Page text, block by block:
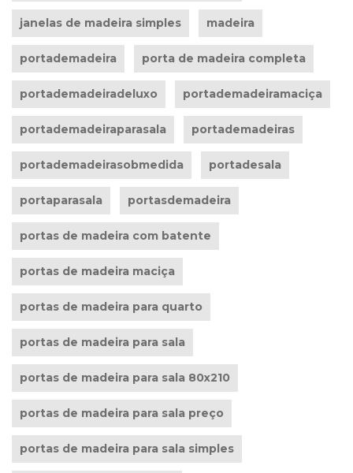
janelas de madeira simples madeira
portademadeira porta de madeira completa
portademadeiradeluxo portademadeiramaciça
portademadeiraparasala portademadeiras
portademadeirasobmedida portadesala
portaparasala portasdemadeira
portas de madeira com batente
portas de madeira maciça
portas de madeira para quarto
portas de madeira para sala
portas de madeira para sala 80x210
portas de madeira para sala preço
portas de madeira para sala simples